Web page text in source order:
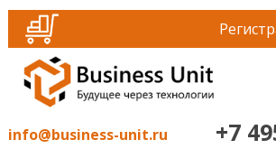
info@business-unit.ru +7